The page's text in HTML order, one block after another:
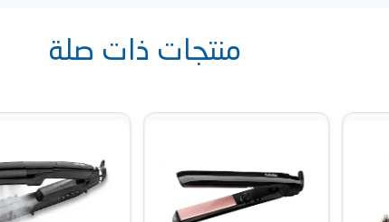
منتجات ذات صلة